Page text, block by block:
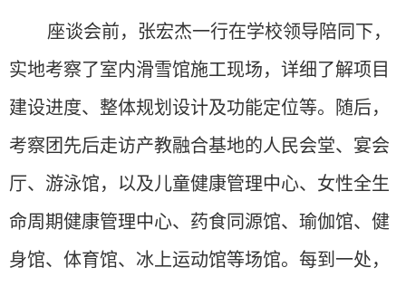
座谈会前，张宏杰一行在学校领导陪同下，
实地考察了室内滑雪馆施工现场，详细了解项目
建设进度、整体规划设计及功能定位等。随后，
考察团先后走访产教融合基地的人民会堂、宴会
厅、游泳馆，以及儿童健康管理中心、女性全生
命周期健康管理中心、药食同源馆、瑜伽馆、健
身馆、体育馆、冰上运动馆等场馆。每到一处，